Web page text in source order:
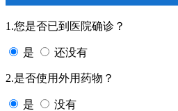
1.您是否已到医院确诊？
是 还没有
2.是否使用外用药物？
是 没有